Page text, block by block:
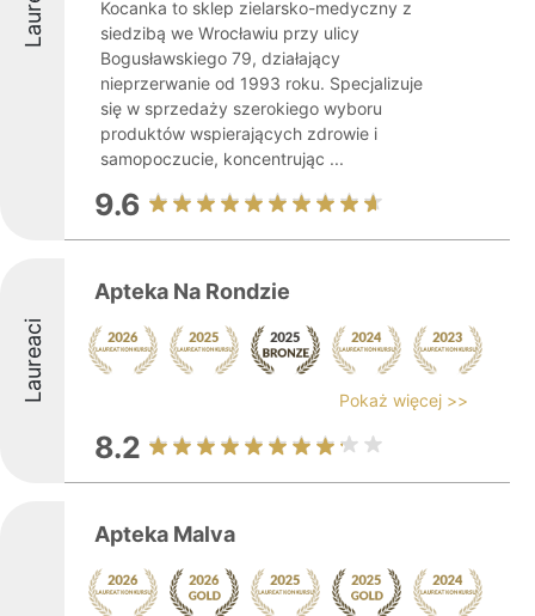
Kocanka to sklep zielarsko-medyczny z
siedzibą we Wrocławiu przy ulicy
Bogusławskiego 79, działający
nieprzerwanie od 1993 roku. Specjalizuje
się w sprzedaży szerokiego wyboru
produktów wspierających zdrowie i
samopoczucie, koncentrując ...
9.6
Laureaci
Apteka Na Rondzie
Pokaż więcej >>
8.2
Apteka Malva